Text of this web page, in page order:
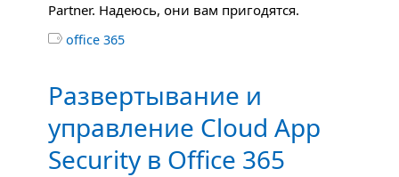
Partner. Надеюсь, они вам пригодятся.
 office 365
Развертывание и
управление Cloud App
Security в Office 365